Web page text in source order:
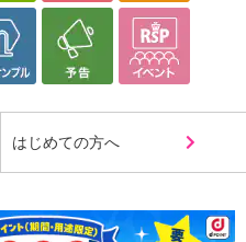
はじめての方へ